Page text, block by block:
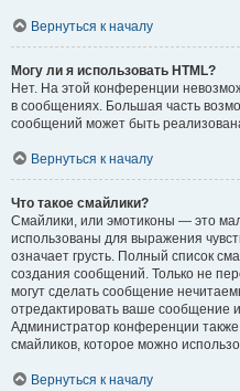
Вернуться к началу
Могу ли я использовать HTML?
Нет. На этой конференции
в сообщениях. Большая часть
сообщений может быть
Вернуться к началу
Что такое смайлики?
Смайлики, или эмотиконы — это
использованы для выражения
означает грусть. Полный список
создания сообщений. Только не
могут сделать сообщение
отредактировать ваше сообщение
Администратор конференции
смайликов, которое можно
Вернуться к началу